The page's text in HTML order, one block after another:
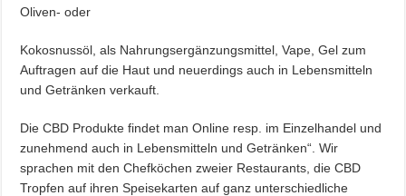
Oliven- oder
Kokosnussöl, als Nahrungsergänzungsmittel, Vape, Gel zum
Auftragen auf die Haut und neuerdings auch in Lebensmitteln
und Getränken verkauft.
Die CBD Produkte findet man Online resp. im Einzelhandel und
zunehmend auch in Lebensmitteln und Getränken“. Wir
sprachen mit den Chefköchen zweier Restaurants, die CBD
Tropfen auf ihren Speisekarten auf ganz unterschiedliche